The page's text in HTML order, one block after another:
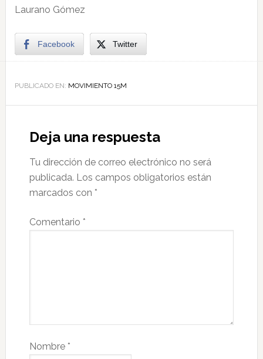
Laurano Gómez
Facebook Twitter
PUBLICADO EN: MOVIMIENTO 15M
Deja una respuesta
Tu dirección de correo electrónico no será
publicada. Los campos obligatorios están
marcados con *
Comentario *
Nombre *